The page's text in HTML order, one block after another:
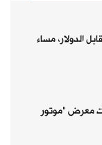
الدولار، مساء
معرض "موتور